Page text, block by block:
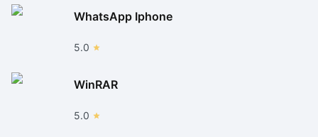
WhatsApp Iphone
5.0
WinRAR
5.0